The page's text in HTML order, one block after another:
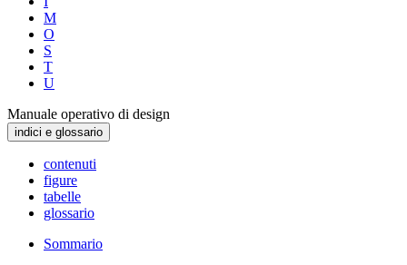
M
O
S
T
U
Manuale operativo di design
indici e glossario
contenuti
figure
tabelle
glossario
Sommario